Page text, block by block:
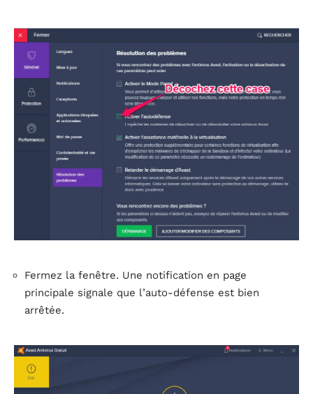
Fermez la fenêtre. Une notification en page
principale signale que l’auto-défense est bien
arrêtée.